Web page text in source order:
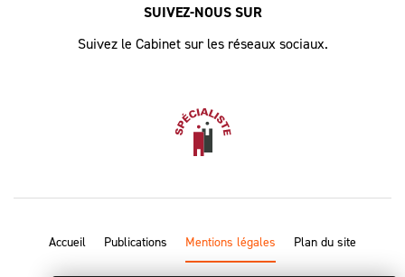
SUIVEZ-NOUS SUR
Suivez le Cabinet sur les réseaux sociaux.
Accueil Publications Mentions légales Plan du site